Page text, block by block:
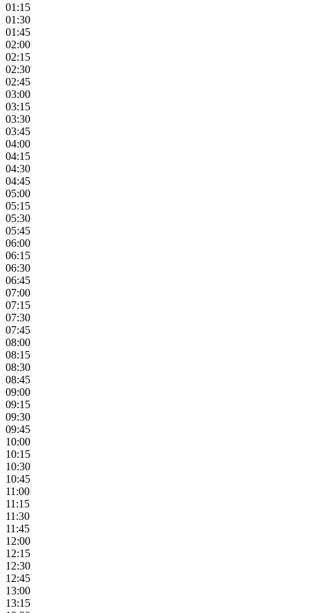
01:15
01:30
01:45
02:00
02:15
02:30
02:45
03:00
03:15
03:30
03:45
04:00
04:15
04:30
04:45
05:00
05:15
05:30
05:45
06:00
06:15
06:30
06:45
07:00
07:15
07:30
07:45
08:00
08:15
08:30
08:45
09:00
09:15
09:30
09:45
10:00
10:15
10:30
10:45
11:00
11:15
11:30
11:45
12:00
12:15
12:30
12:45
13:00
13:15